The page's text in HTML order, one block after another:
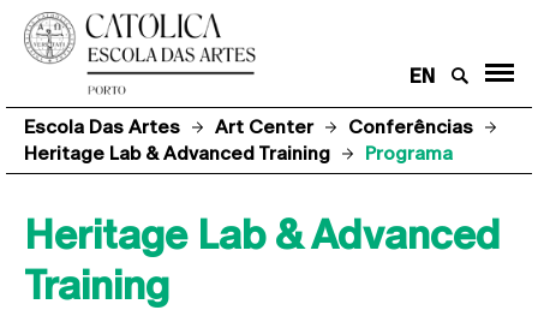
EN
Escola Das Artes Art Center
Conferências
Heritage Lab & Advanced Training
Programa
Heritage Lab & Advanced
Training